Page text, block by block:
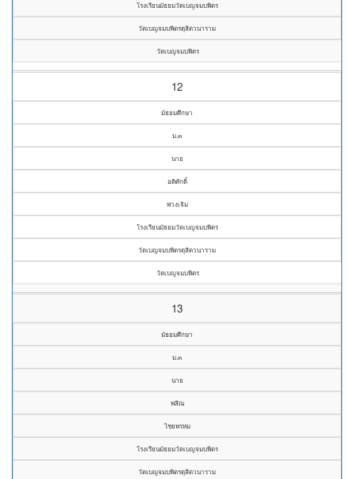
โรงเรียนมัธยมวัดเบญจมบพิตร
วัดเบญจมบพิตรดุสิตวนาราม
วัดเบญจมบพิตร
12
มัธยมศึกษา
ม.๓
นาย
อดิศักดิ์
พ่วงเจิม
โรงเรียนมัธยมวัดเบญจมบพิตร
วัดเบญจมบพิตรดุสิตวนาราม
วัดเบญจมบพิตร
13
มัธยมศึกษา
ม.๓
นาย
พสิณ
ไชยพรหม
โรงเรียนมัธยมวัดเบญจมบพิตร
วัดเบญจมบพิตรดุสิตวนาราม